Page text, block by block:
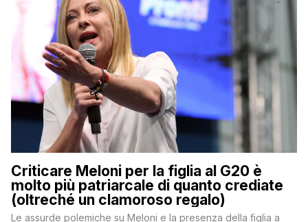
Criticare Meloni per la figlia al G20 è
molto più patriarcale di quanto crediate
(oltreché un clamoroso regalo)
Le assurde polemiche su Meloni e la presenza della figlia a